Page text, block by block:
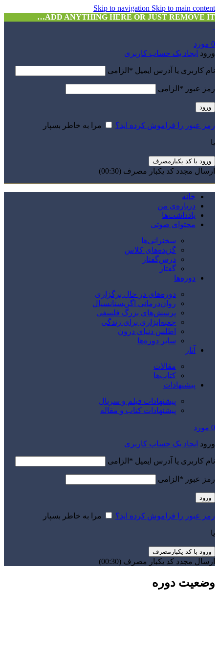
Skip to navigation Skip to main content
ADD ANYTHING HERE OR JUST REMOVE IT…
0 مورد
ورود ایجاد یک حساب کاربری
نام کاربری یا آدرس ایمیل * الزامی
رمز عبور * الزامی
ورود
رمز عبور را فراموش کرده اید؟ مرا به خاطر بسپار
یا
ورود با کد یکبارمصرف
ارسال مجدد کد یکبار مصرف (00:
30
)
خانه
درباره‌ی من
یادداشت‌ها
محتوای صوتی
سخنرانی‌ها
گزیده‌های کلاس
درس‌گفتار
گفتار
دوره‌ها
دوره‌های در حال برگزاری
روان‌درمانی اگزیستانسیال
پرسش‌های بزرگ فلسفی
جعبه‌ابزاری برای زندگی
اطلس دنیای درون
سایر دوره‌ها
آثار
مقالات
کتاب‌ها
پیشنهادات
پیشنهادات فیلم و سریال
پیشنهادات کتاب و مقاله
0 مورد
ورود ایجاد یک حساب کاربری
نام کاربری یا آدرس ایمیل * الزامی
رمز عبور * الزامی
ورود
رمز عبور را فراموش کرده اید؟ مرا به خاطر بسپار
یا
ورود با کد یکبارمصرف
ارسال مجدد کد یکبار مصرف (00:
30
)
وضعیت دوره